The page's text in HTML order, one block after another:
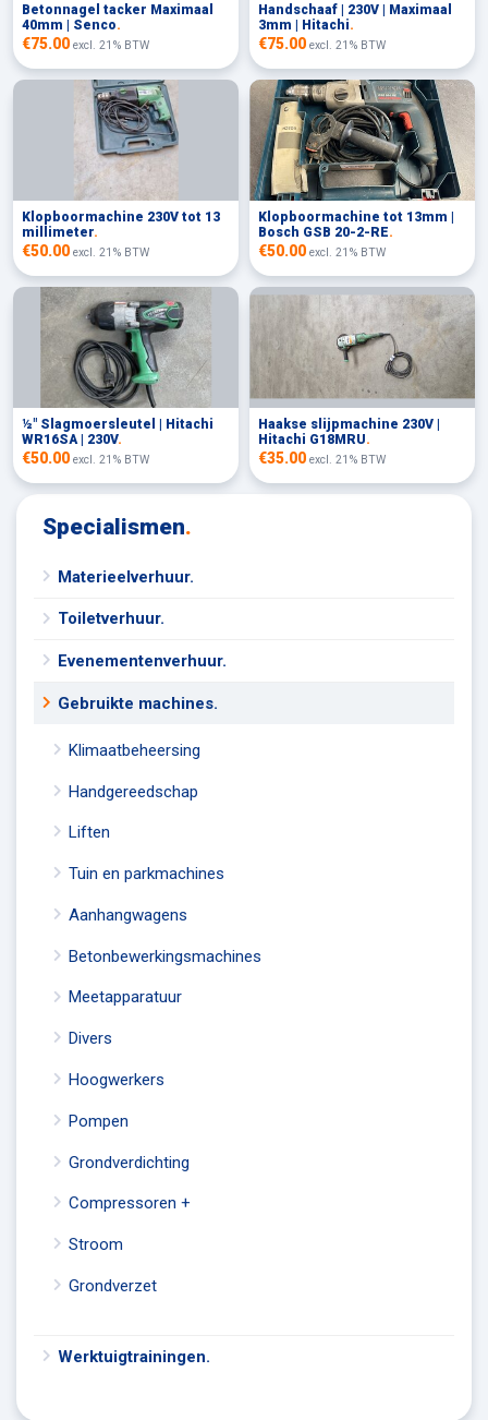
Betonnagel tacker Maximaal
40mm | Senco.
€75.00 excl. 21% BTW
Handschaaf | 230V | Maximaal
3mm | Hitachi.
€75.00 excl. 21% BTW
Klopboormachine 230V tot 13
millimeter.
€50.00 excl. 21% BTW
Klopboormachine tot 13mm |
Bosch GSB 20-2-RE.
€50.00 excl. 21% BTW
½" Slagmoersleutel | Hitachi
WR16SA | 230V.
€50.00 excl. 21% BTW
Haakse slijpmachine 230V |
Hitachi G18MRU.
€35.00 excl. 21% BTW
Specialismen.
Materieelverhuur.
Toiletverhuur.
Evenementenverhuur.
Gebruikte machines.
Klimaatbeheersing
Handgereedschap
Liften
Tuin en parkmachines
Aanhangwagens
Betonbewerkingsmachines
Meetapparatuur
Divers
Hoogwerkers
Pompen
Grondverdichting
Compressoren +
Stroom
Grondverzet
Werktuigtrainingen.